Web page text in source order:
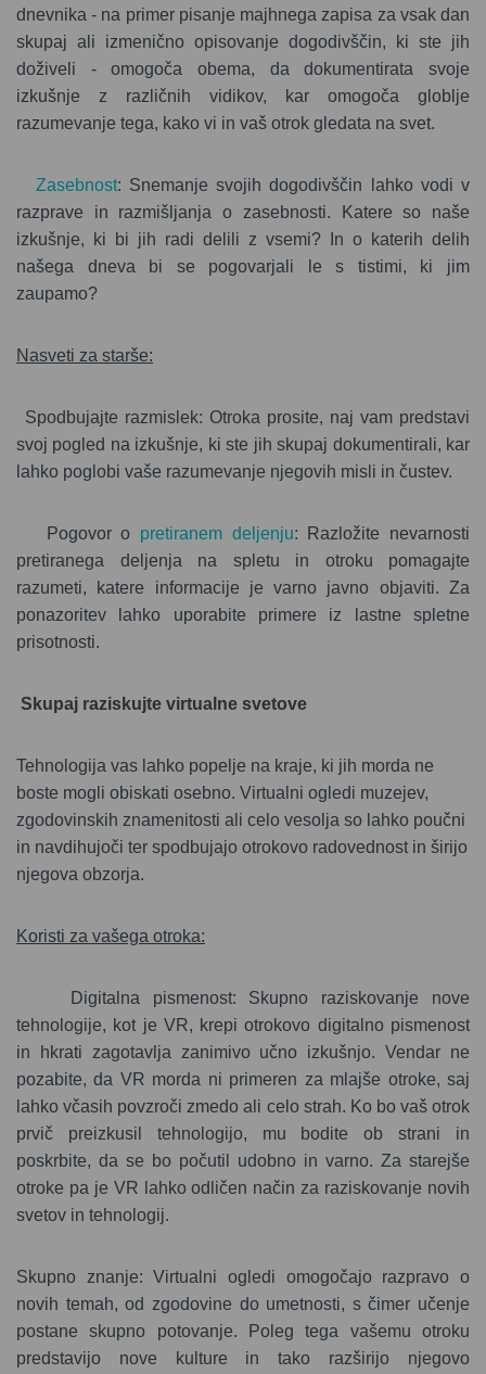
dnevnika - na primer pisanje majhnega zapisa za vsak dan
skupaj ali izmenično opisovanje dogodivščin, ki ste jih
doživeli - omogoča obema, da dokumentirata svoje
izkušnje z različnih vidikov, kar omogoča globlje
razumevanje tega, kako vi in vaš otrok gledata na svet.
Zasebnost: Snemanje svojih dogodivščin lahko vodi v
razprave in razmišljanja o zasebnosti. Katere so naše
izkušnje, ki bi jih radi delili z vsemi? In o katerih delih
našega dneva bi se pogovarjali le s tistimi, ki jim
zaupamo?
Nasveti za starše:
Spodbujajte razmislek: Otroka prosite, naj vam predstavi
svoj pogled na izkušnje, ki ste jih skupaj dokumentirali, kar
lahko poglobi vaše razumevanje njegovih misli in čustev.
Pogovor o pretiranem deljenju: Razložite nevarnosti
pretiranega deljenja na spletu in otroku pomagajte
razumeti, katere informacije je varno javno objaviti. Za
ponazoritev lahko uporabite primere iz lastne spletne
prisotnosti.
Skupaj raziskujte virtualne svetove
Tehnologija vas lahko popelje na kraje, ki jih morda ne
boste mogli obiskati osebno. Virtualni ogledi muzejev,
zgodovinskih znamenitosti ali celo vesolja so lahko poučni
in navdihujoči ter spodbujajo otrokovo radovednost in širijo
njegova obzorja.
Koristi za vašega otroka:
Digitalna pismenost: Skupno raziskovanje nove
tehnologije, kot je VR, krepi otrokovo digitalno pismenost
in hkrati zagotavlja zanimivo učno izkušnjo.Vendar ne
pozabite, da VR morda ni primeren za mlajše otroke, saj
lahko včasih povzroči zmedo ali celo strah. Ko bo vaš otrok
prvič preizkusil tehnologijo, mu bodite ob strani in
poskrbite, da se bo počutil udobno in varno. Za starejše
otroke pa je VR lahko odličen način za raziskovanje novih
svetov in tehnologij.
Skupno znanje:Virtualni ogledi omogočajo razpravo o
novih temah, od zgodovine do umetnosti, s čimer učenje
postane skupno potovanje. Poleg tega vašemu otroku
predstavijo nove kulture in tako razširijo njegovo